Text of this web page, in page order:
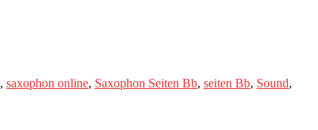
, saxophon online, Saxophon Seiten Bb, seiten Bb, Sound,